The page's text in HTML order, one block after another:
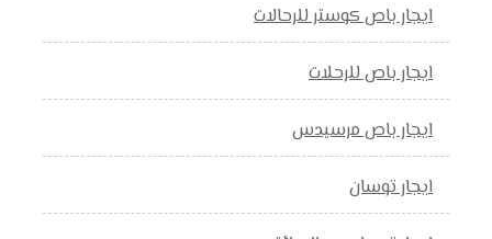
ايجار باص كوستر للرحالات
ايجار باص للرحلات
ايجار باص مرسيدس
ايجار توسان